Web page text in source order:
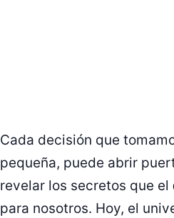
Cada decisión que
pequeña, puede abrir
revelar los secretos que el
para nosotros. Hoy, el